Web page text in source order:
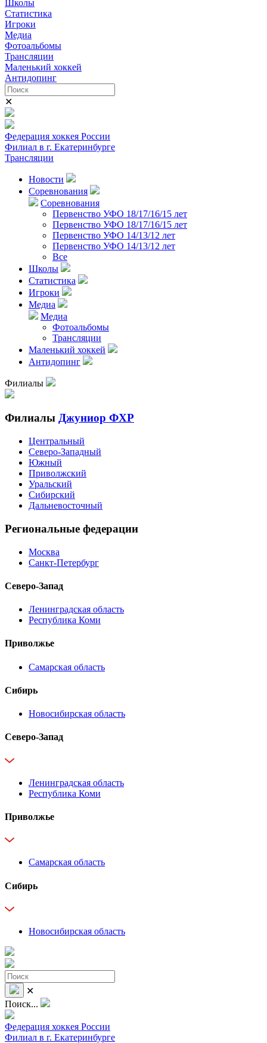
Школы
Статистика
Игроки
Медиа
Фотоальбомы
Трансляции
Маленький хоккей
Антидопинг
✕
Федерация хоккея России
Филиал в г. Екатеринбурге
Трансляции
Новости
Соревнования
Соревнования
Первенство УФО 18/17/16/15 лет
Первенство УФО 18/17/16/15 лет
Первенство УФО 14/13/12 лет
Первенство УФО 14/13/12 лет
Все
Школы
Статистика
Игроки
Медиа
Медиа
Фотоальбомы
Трансляции
Маленький хоккей
Антидопинг
Филиалы
Филиалы Джуниор ФХР
Центральный
Северо-Западный
Южный
Приволжский
Уральский
Сибирский
Дальневосточный
Региональные федерации
Москва
Санкт-Петербург
Северо-Запад
Ленинградская область
Республика Коми
Приволжье
Самарская область
Сибирь
Новосибирская область
Северо-Запад
Ленинградская область
Республика Коми
Приволжье
Самарская область
Сибирь
Новосибирская область
✕
Поиск...
Федерация хоккея России
Филиал в г. Екатеринбурге